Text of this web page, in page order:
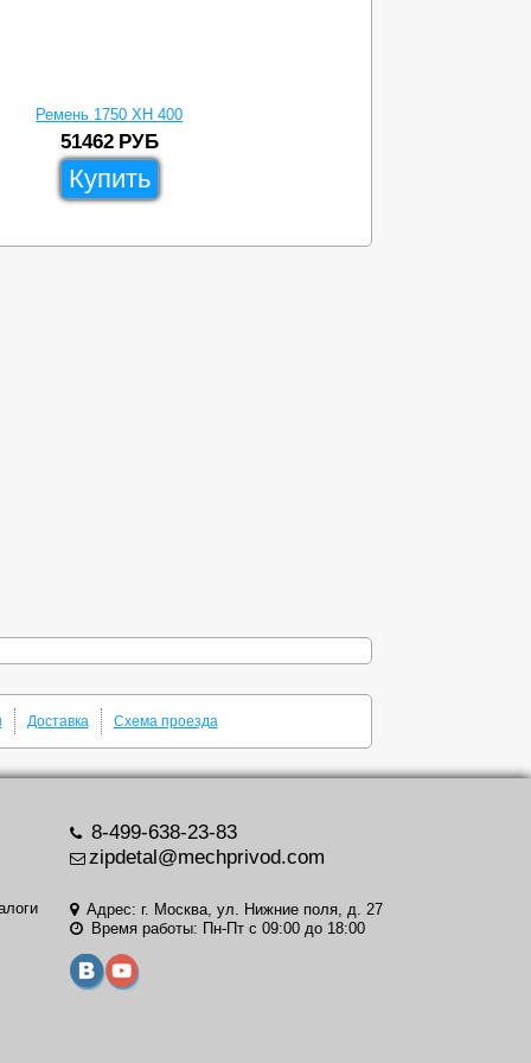
Ремень 1750 XH 400
51462 РУБ
Купить
Доставка Схема проезда
8-499-638-23-83
zipdetal@mechprivod.com
Адрес: г. Москва, ул. Нижние поля, д. 27
Время работы: Пн-Пт с 09:00 до 18:00